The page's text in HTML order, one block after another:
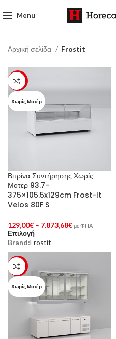
Menu
Αρχική σελίδα Frostit
-66%
Χωρίς Μοτέρ
Βιτρίνα Συντήρησης Χωρίς
Μοτερ 93.7-
375×105.5x129cm Frost-It
Velos 80F S
129,00€ – 7.873,68€ με ΦΠΑ
Επιλογή
Brand:Frostit
-23%
Χωρίς Μοτέρ